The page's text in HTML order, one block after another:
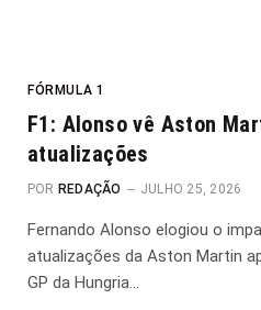
FÓRMULA 1
F1: Alonso vê Aston
atualizações
POR REDAÇÃO JULHO 25, 2026
Fernando Alonso elogiou o
atualizações da Aston Martin
GP da Hungria…